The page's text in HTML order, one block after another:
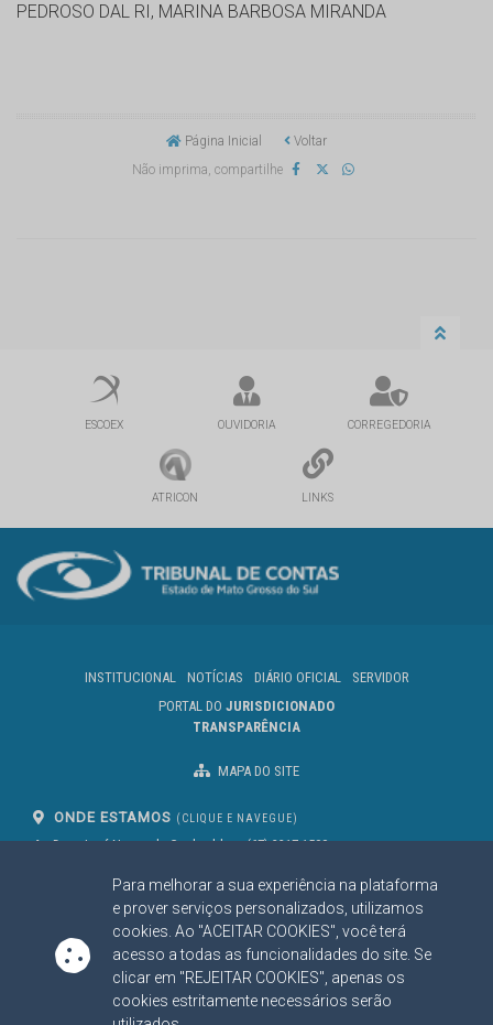
Para melhorar a sua experiência na plataforma
e prover serviços personalizados, utilizamos
cookies. Ao "ACEITAR COOKIES", você terá
acesso a todas as funcionalidades do site. Se
clicar em "REJEITAR COOKIES", apenas os
cookies estritamente necessários serão
PEDROSO DAL RI, MARINA BARBOSA MIRANDA
Página Inicial
Voltar
Não imprima, compartilhe
ESCOEX OUVIDORIA CORREGEDORIA
ATRICON LINKS
INSTITUCIONAL NOTÍCIAS DIÁRIO OFICIAL
SERVIDOR
PORTAL DO JURISDICIONADO
TRANSPARÊNCIA
MAPA DO SITE
ONDE ESTAMOS (CLIQUE E NAVEGUE)
Av. Des. José Nunes da Cunha, bloco
Campo Grande/MS
CEP: 79031-310
(67) 3317-1500
SIGA NOSSAS REDES SOCIAIS